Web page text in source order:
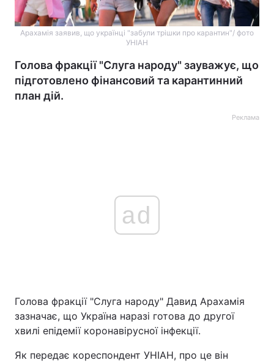
Арахамія заявив, що українці "забули трішки про карантин"/ фото
УНІАН
Голова фракції "Слуга народу" зауважує, що
підготовлено фінансовий та карантинний
план дій.
Реклама
ad
Голова фракції "Слуга народу" Давид Арахамія
зазначає, що Україна наразі готова до другої
хвилі епідемії коронавірусної інфекції.
Як передає кореспондент УНІАН, про це він